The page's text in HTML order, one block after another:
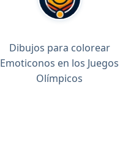
Dibujos para colorear
Emoticonos en los Juegos
Olímpicos